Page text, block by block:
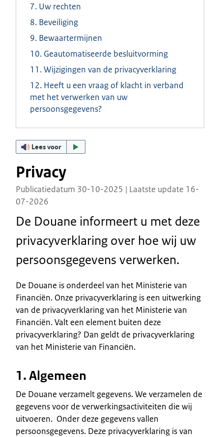
7. Uw rechten
8. Beveiliging
9. Bewaartermijnen
10. Geautomatiseerde besluitvorming
11. Wijzigingen van de privacyverklaring
12. Heeft u een vraag of klacht in verband
met het verwerken van uw
persoonsgegevens?
Lees voor
Privacy
Publicatiedatum 30-10-2025 | Laatste update 16-
07-2026
De Douane informeert u met deze
privacyverklaring over hoe wij uw
persoonsgegevens verwerken.
De Douane is onderdeel van het Ministerie van
Financiën. Onze privacyverklaring is een uitwerking
van de privacyverklaring van het Ministerie van
Financiën. Valt een element buiten deze
privacyverklaring? Dan geldt de privacyverklaring
van het Ministerie van Financiën.
1. Algemeen
De Douane verzamelt gegevens. We verzamelen de
gegevens voor de verwerkingsactiviteiten die wij
uitvoeren. Onder deze gegevens vallen
persoonsgegevens. Deze privacyverklaring is van